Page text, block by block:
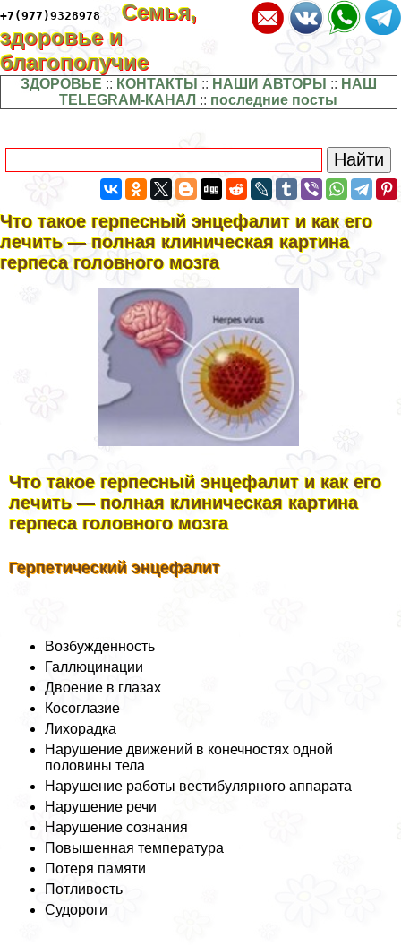
+7(977)9328978
Семья,
здоровье и
благополучие
ЗДОРОВЬЕ :: КОНТАКТЫ :: НАШИ АВТОРЫ :: НАШ
TELEGRAM-КАНАЛ :: последние посты
Что такое гepпeсный энцефалит и как его
лечить — полная клиническая картина
гepпeса головного мозга
Что такое гepпeсный энцефалит и как его
лечить — полная клиническая картина
гepпeса головного мозга
Герпетический энцефалит
Возбужденность
Галлюцинации
Двоение в глазах
Косоглазие
Лихорадка
Нарушение движений в конечностях одной
половины тела
Нарушение работы вестибулярного аппарата
Нарушение речи
Нарушение сознания
Повышенная температура
Потеря памяти
Потливость
Судороги